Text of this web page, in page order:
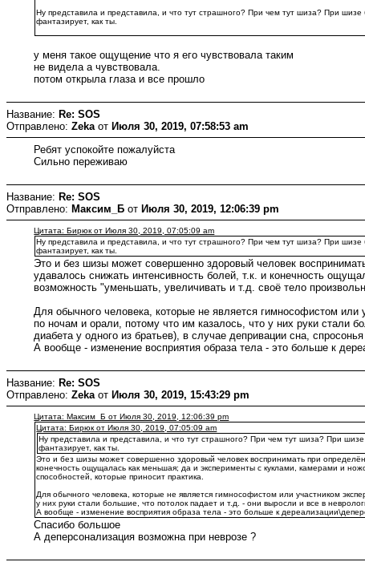
Ну представила и представила, и что тут страшного? При чем тут шиза? При
фантазирует, как ты.
у меня такое ощущение что я его чувствовала таким
не видела а чувствовала.
потом открыла глаза и все прошло
Название: Re: SOS
Отправлено: Zeka от Июля 30, 2019, 07:58:53 am
Ребят успокойте пожалуйста
Сильно переживаю
Название: Re: SOS
Отправлено: Максим_Б от Июля 30, 2019, 12:06:39 pm
Цитата: Бирюк от Июля 30, 2019, 07:05:09 am
Ну представила и представила, и что тут страшного? При чем тут шиза? При
фантазирует, как ты.
Это и без шизы может совершенно здоровый человек
удавалось снижать интенсивность болей, т.к. и конечность
возможность "уменьшать, увеличивать и т.д. своё тело
Для обычного человека, которые не является гимнософистом
по ночам и орали, потому что им казалось, что у них руки стали
диабета у одного из братьев), в случае депривации сна, спросонья
А вообще - изменение восприятия образа тела - это больше к
Название: Re: SOS
Отправлено: Zeka от Июля 30, 2019, 15:43:29 pm
Цитата: Максим_Б от Июля 30, 2019, 12:06:39 pm
Цитата: Бирюк от Июля 30, 2019, 07:05:09 am
Ну представила и представила, и что тут страшного? При чем тут шиза? При
фантазирует, как ты.
Это и без шизы может совершенно здоровый человек воспринимать при
конечность ощущалась как меньшая; да и эксперименты с куклами, камерами и
способностей, которые приносит практика.
Для обычного человека, которые не является гимнософистом или участником
у них руки стали большие, что потолок падает и т.д. - они выросли и все в
А вообще - изменение восприятия образа тела - это больше к
Спасибо большое
А деперсонализация возможна при неврозе ?